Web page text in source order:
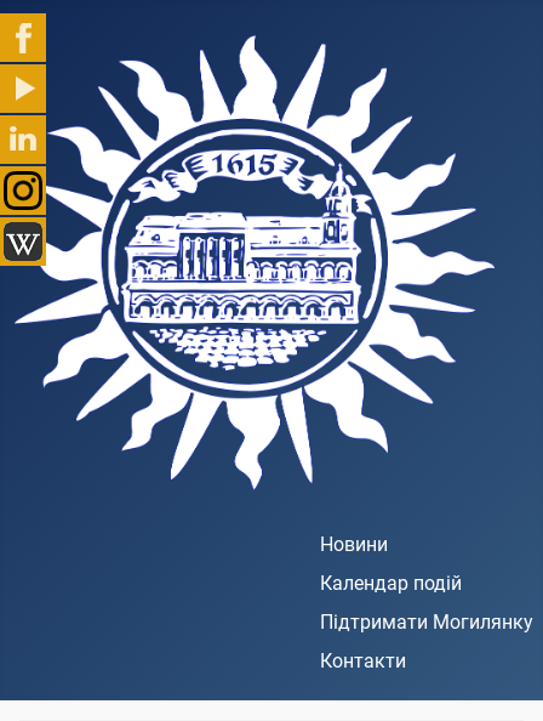
Новини
Календар подій
Підтримати Могилянку
Контакти